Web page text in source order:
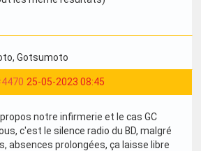
, Gotsumoto
25-05-2023 08:45
notre infirmerie et le cas GC
c'est le silence radio du BD, malgré
absences prolongées, ça laisse libre